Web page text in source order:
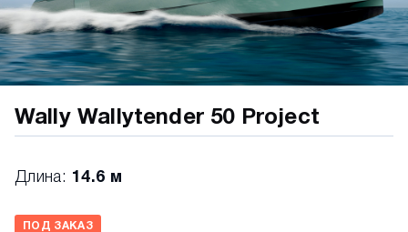
Wally Wallytender 50 Project
Длина: 14.6 м
ПОД ЗАКАЗ